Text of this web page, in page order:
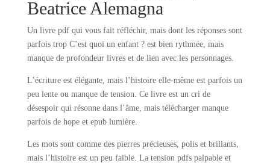
Beatrice Alemagna
Un livre pdf qui vous fait réfléchir, mais dont les réponses sont
parfois trop C’est quoi un enfant ? est bien rythmée, mais
manque de profondeur livres et de lien avec les personnages.
L’écriture est élégante, mais l’histoire elle-même est parfois un
peu lente ou manque de tension. Ce livre est un cri de
désespoir qui résonne dans l’âme, mais télécharger manque
parfois de hope et epub lumière.
Les mots sont comme des pierres précieuses, polis et brillants,
mais l’histoire est un peu faible. La tension pdfs palpable et